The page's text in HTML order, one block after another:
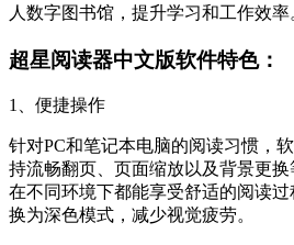
人数字图书馆，提升学习和工作效率
超星阅读器中文版软件特色：
1、便捷操作
针对PC和笔记本电脑的阅读习惯，
持流畅翻页、页面缩放以及背景更
在不同环境下都能享受舒适的阅读
换为深色模式，减少视觉疲劳。